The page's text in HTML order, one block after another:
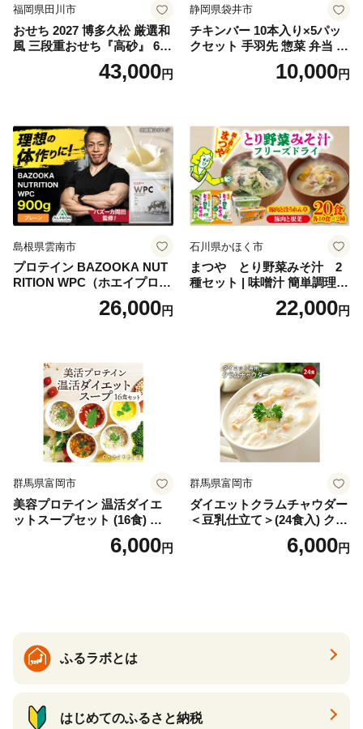
福岡県田川市
おせち 2027 博多久松 厳選和
風 三段重おせち『高砂』 6.5
寸 3段重 2～3人前 おせち料
理 重箱 お正月 冷凍おせち 縁
ち 本格おせち おせち予約 年
末 年始 お取り寄せ 新春 贅沢
おせち こだわりおせち 惣菜
老舗おせち ふるさと納税お
せち 御節 お節料理 正月 調理
不要 おせち料理2027
43,000円
静岡県袋井市
チキンバー 10本入り×5パッ
クセット 手羽先 惣菜 弁当 お
かず お酒 おつまみ ギフト キ
ャンプ アウトドア キャンプ
10,000円
島根県雲南市
プロテイン BAZOOKA NUT
RITION WPC（ホエイプロテ
イン）＜プレーン＞ 900g｜
バズーカ岡田監修・植物由来
ロン [AIEN005]
26,000円
石川県かほく市
まつや とり野菜みそ汁 2
種セット | 味噌汁 簡単調理
お味噌 おみそ みそ とり野菜
時短料理 時短ごはん ご当地
22,000円
群馬県富岡市
美容プロテイン 温活ダイエ
ットスープセット (16食) 小
分け スープ 食べ比べ セット
詰合せ クラムチャウダー チ
6,000円
群馬県富岡市
ダイエットクラムチャウダー
＜豆乳仕立て＞(24食入) クラ
ムチャウダー 豆乳 ダイエッ
ト スープ プロテイン たんぱ
6,000円
ふるラボとは
はじめてのふるさと納税